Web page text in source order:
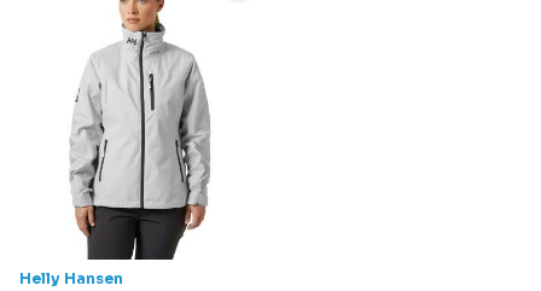
Helly Hansen